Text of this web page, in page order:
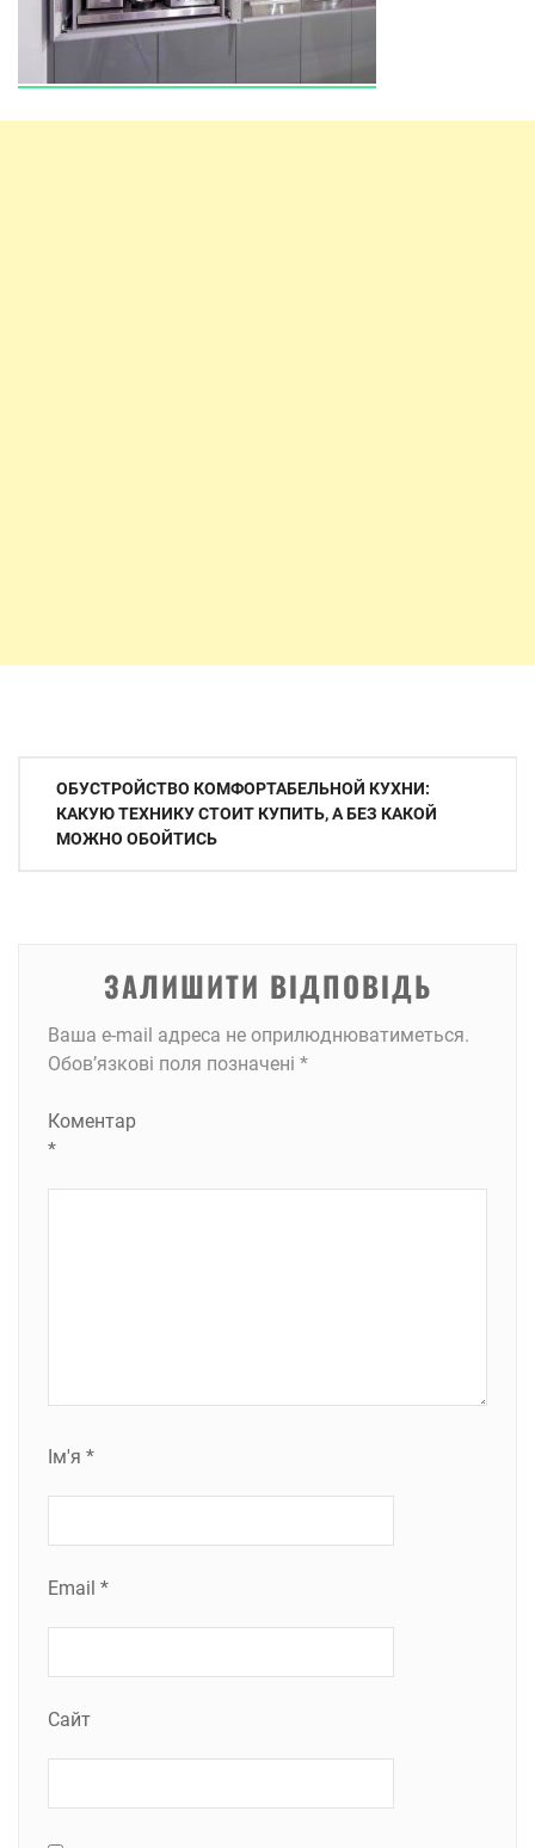
Навігація
записів
ОБУСТРОЙСТВО КОМФОРТАБЕЛЬНОЙ КУХНИ:
КАКУЮ ТЕХНИКУ СТОИТ КУПИТЬ, А БЕЗ КАКОЙ
МОЖНО ОБОЙТИСЬ
ЗАЛИШИТИ ВІДПОВІДЬ
Ваша e-mail адреса не оприлюднюватиметься.
Обов’язкові поля позначені *
Коментар
*
Ім'я *
Email *
Сайт